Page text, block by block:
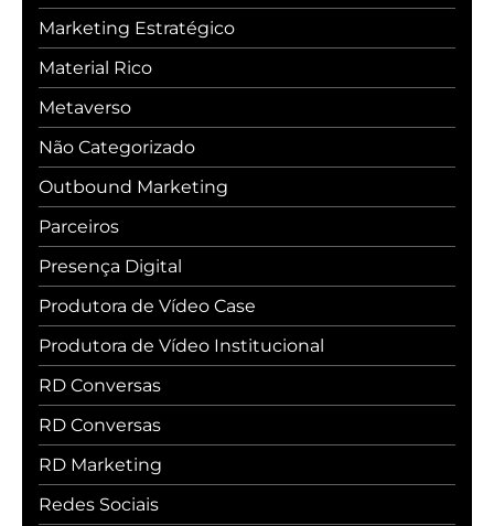
Marketing Estratégico
Material Rico
Metaverso
Não Categorizado
Outbound Marketing
Parceiros
Presença Digital
Produtora de Vídeo Case
Produtora de Vídeo Institucional
RD Conversas
RD Conversas
RD Marketing
Redes Sociais